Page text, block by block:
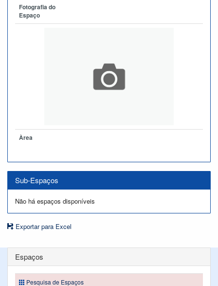
Fotografia do
Espaço
Àrea
Sub-Espaços
Não há espaços disponíveis
Exportar para Excel
Espaços
Pesquisa de Espaços